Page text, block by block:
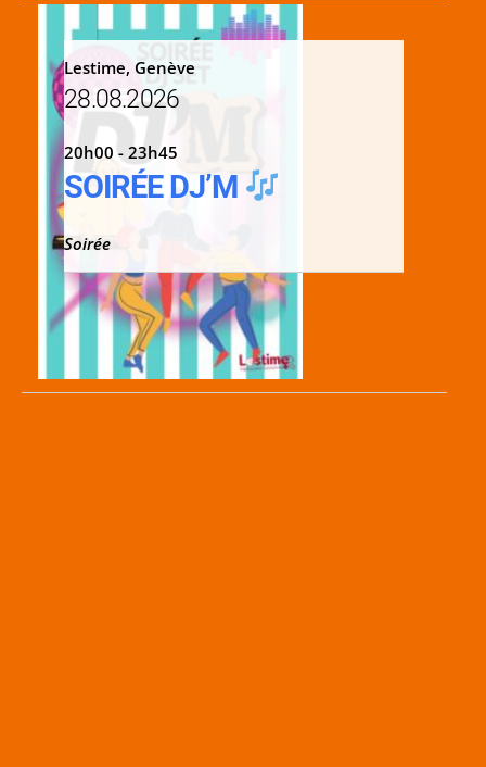
Lestime, Genève
28.08.2026
20h00 - 23h45
SOIRÉE DJ’M
Soirée